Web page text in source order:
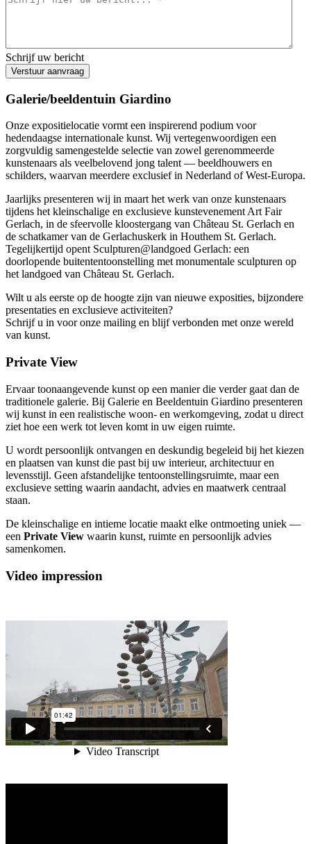
Schrijf uw bericht
Verstuur aanvraag
Galerie/beeldentuin Giardino
Onze expositielocatie vormt een inspirerend podium voor
hedendaagse internationale kunst. Wij vertegenwoordigen een
zorgvuldig samengestelde selectie van zowel gerenommeerde
kunstenaars als veelbelovend jong talent — beeldhouwers en
schilders, waarvan meerdere exclusief in Nederland of West-Europa.
Jaarlijks presenteren wij in maart het werk van onze kunstenaars
tijdens het kleinschalige en exclusieve kunstevenement Art Fair
Gerlach, in de sfeervolle kloostergang van Château St. Gerlach en
de schatkamer van de Gerlachuskerk in Houthem St. Gerlach.
Tegelijkertijd opent Sculpturen@landgoed Gerlach: een
doorlopende buitententoonstelling met monumentale sculpturen op
het landgoed van Château St. Gerlach.
Wilt u als eerste op de hoogte zijn van nieuwe exposities, bijzondere
presentaties en exclusieve activiteiten?
Schrijf u in voor onze mailing en blijf verbonden met onze wereld
van kunst.
Private View
Ervaar toonaangevende kunst op een manier die verder gaat dan de
traditionele galerie. Bij Galerie en Beeldentuin Giardino presenteren
wij kunst in een realistische woon- en werkomgeving, zodat u direct
ziet hoe een werk tot leven komt in uw eigen ruimte.
U wordt persoonlijk ontvangen en deskundig begeleid bij het kiezen
en plaatsen van kunst die past bij uw interieur, architectuur en
levensstijl. Geen afstandelijke tentoonstellingsruimte, maar een
exclusieve setting waarin aandacht, advies en maatwerk centraal
staan.
De kleinschalige en intieme locatie maakt elke ontmoeting uniek —
een Private View waarin kunst, ruimte en persoonlijk advies
samenkomen.
Video impression